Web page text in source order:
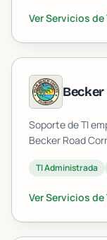
Ver Servicios de
Soporte de TI
Becker Road
TI Administrada
Ver Servicios de